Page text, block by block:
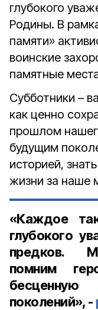
глубокого
Родины. В
памяти»
воинские
памятные
Субботники –
как ценно
прошлом
будущим
историей,
жизни за наше
«Каждое
глубокого
предков.
помним
поколений», -